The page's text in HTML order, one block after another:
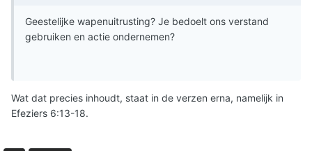
Geestelijke wapenuitrusting? Je bedoelt ons verstand
gebruiken en actie ondernemen?
Wat dat precies inhoudt, staat in de verzen erna, namelijk in
Efeziers 6:13-18.